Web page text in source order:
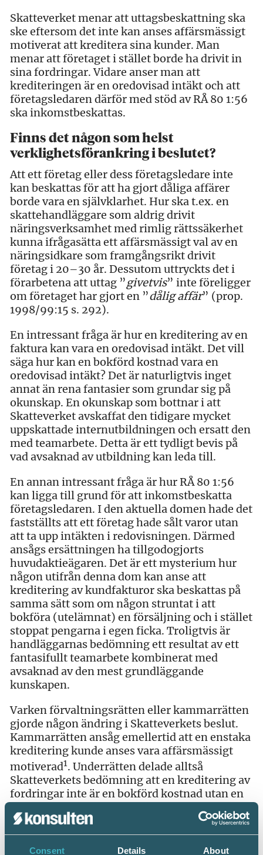
Consent Details About
Skatteverket menar att uttagsbeskattning ska
ske eftersom det inte kan anses affärsmässigt
motiverat att kreditera sina kunder. Man
menar att företaget i stället borde ha drivit in
sina fordringar. Vidare anser man att
krediteringen är en oredovisad intäkt och att
företagsledaren därför med stöd av RÅ 80 1:56
ska inkomstbeskattas.
Finns det någon som helst
verklighetsförankring i beslutet?
Att ett företag eller dess företagsledare inte
kan beskattas för att ha gjort dåliga affärer
borde vara en självklarhet. Hur ska t.ex. en
skattehandläggare som aldrig drivit
näringsverksamhet med rimlig rättssäkerhet
kunna ifrågasätta ett affärsmässigt val av en
näringsidkare som framgångsrikt drivit
företag i 20–30 år. Dessutom uttryckts det i
förarbetena att uttag ”givetvis” inte föreligger
om företaget har gjort en ”dålig affär” (prop.
1998/99:15 s. 292).
En intressant fråga är hur en kreditering av en
faktura kan vara en oredovisad intäkt. Det vill
säga hur kan en bokförd kostnad vara en
oredovisad intäkt? Det är naturligtvis inget
annat än rena fantasier som grundar sig på
okunskap. En okunskap som bottnar i att
Skatteverket avskaffat den tidigare mycket
uppskattade internutbildningen och ersatt den
med teamarbete. Detta är ett tydligt bevis på
vad avsaknad av utbildning kan leda till.
En annan intressant fråga är hur RÅ 80 1:56
kan ligga till grund för att inkomstbeskatta
företagsledaren. I den aktuella domen hade det
fastställts att ett företag hade sålt varor utan
att ta upp intäkten i redovisningen. Därmed
ansågs ersättningen ha tillgodogjorts
huvudaktieägaren. Det är ett mysterium hur
någon utifrån denna dom kan anse att
kreditering av kundfakturor ska beskattas på
samma sätt som om någon struntat i att
bokföra (utelämnat) en försäljning och i stället
stoppat pengarna i egen ficka. Troligtvis är
handläggarnas bedömning ett resultat av ett
fantasifullt teamarbete kombinerat med
avsaknad av den mest grundläggande
kunskapen.
Varken förvaltningsrätten eller kammarrätten
gjorde någon ändring i Skatteverkets beslut.
Kammarrätten ansåg emellertid att en enstaka
kreditering kunde anses vara affärsmässigt
motiverad1. Underrätten delade alltså
Skatteverkets bedömning att en kreditering av
fordringar inte är en bokförd kostnad utan en
intäktsbeskattas för.
Finns det grund för uttagsbeskattning